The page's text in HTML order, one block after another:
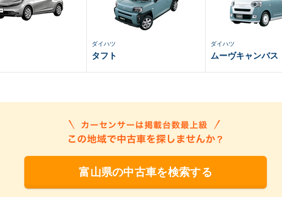
ダイハツ
タフト
ダイハツ
ムーヴキャンバス
富山県の中古車を検索する